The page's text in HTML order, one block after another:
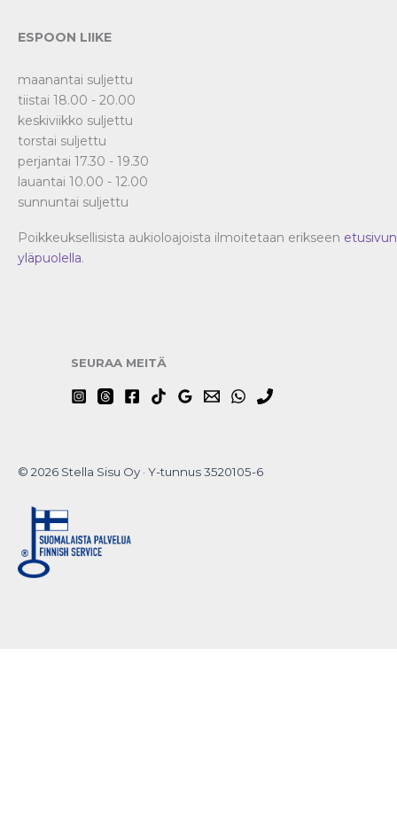
ESPOON LIIKE
maanantai suljettu
tiistai 18.00 - 20.00
keskiviikko suljettu
torstai suljettu
perjantai 17.30 - 19.30
lauantai 10.00 - 12.00
sunnuntai suljettu
Poikkeuksellisista aukioloajoista ilmoitetaan erikseen etusivun
yläpuolella.
SEURAA MEITÄ
© 2026 Stella Sisu Oy · Y-tunnus 3520105-6